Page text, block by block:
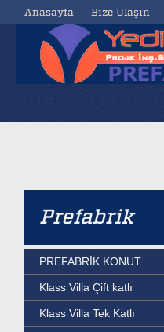
Anasayfa Bize Ulaşın
Prefabrik
PREFABRİK KONUT
Klass Villa Çift katlı
Klass Villa Tek Katlı